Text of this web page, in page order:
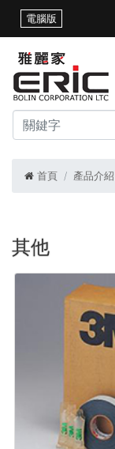
電腦版
首頁 產品介紹
其他